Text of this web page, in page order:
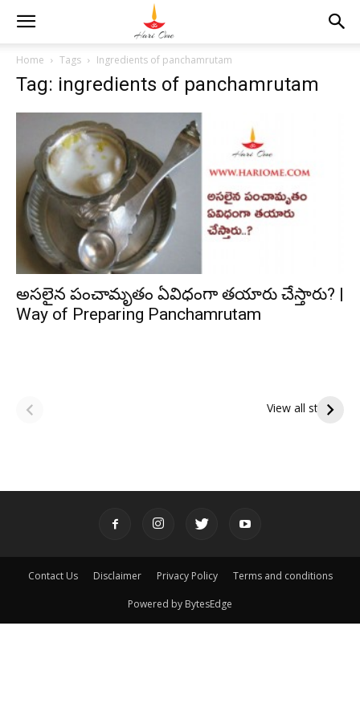
Home Tags Ingredients of panchamrutam
Tag: ingredients of panchamrutam
అసలైన పంచామృతం ఏవిధంగా తయారు చేస్తారు? |
Way of Preparing Panchamrutam
View all stories
పితృదేవతల ఆశీర్వాదం
ఇంద్రకీలాద్రి గిరి ప్రదక్షిణ
Contact Us Disclaimer Privacy Policy Terms and conditions
Powered by BytesEdge